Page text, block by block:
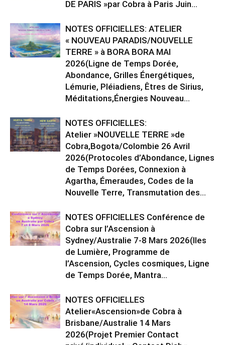
DE PARIS »par Cobra à Paris Juin...
NOTES OFFICIELLES: ATELIER
« NOUVEAU PARADIS/NOUVELLE
TERRE » à BORA BORA MAI
2026(Ligne de Temps Dorée,
Abondance, Grilles Énergétiques,
Lémurie, Pléiadiens, Êtres de Sirius,
Méditations,Énergies Nouveau...
NOTES OFFICIELLES:
Atelier »NOUVELLE TERRE »de
Cobra,Bogota/Colombie 26 Avril
2026(Protocoles d’Abondance, Lignes
de Temps Dorées, Connexion à
Agartha, Émeraudes, Codes de la
Nouvelle Terre, Transmutation des...
NOTES OFFICIELLES Conférence de
Cobra sur l’Ascension à
Sydney/Australie 7-8 Mars 2026(Iles
de Lumière, Programme de
l’Ascension, Cycles cosmiques, Ligne
de Temps Dorée, Mantra...
NOTES OFFICIELLES
Atelier«Ascension»de Cobra à
Brisbane/Australie 14 Mars
2026(Projet Premier Contact